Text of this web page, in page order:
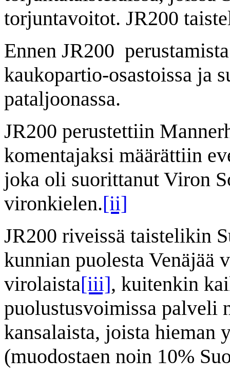
torjuntavoitot. JR200
Ennen JR200
kaukopartio-osastoissa ja
pataljoonassa.
JR200 perustettiin
komentajaksi määrättiin
joka oli suorittanut Viron
vironkielen.[ii]
JR200 riveissä taistelikin
kunnian puolesta Venäjää
virolaista[iii], kuitenkin
puolustusvoimissa palveli
kansalaista, joista hieman
(muodostaen noin 10%